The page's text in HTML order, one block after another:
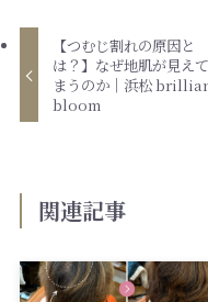
【つむじ割れの原因と
は？】なぜ地肌が見え
まうのか｜浜松
bloom
関連記事